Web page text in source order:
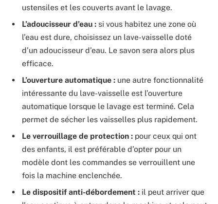
ustensiles et les couverts avant le lavage.
L’adoucisseur d’eau : si vous habitez une zone où
l’eau est dure, choisissez un lave-vaisselle doté
d’un adoucisseur d’eau. Le savon sera alors plus
efficace.
L’ouverture automatique : une autre fonctionnalité
intéressante du lave-vaisselle est l’ouverture
automatique lorsque le lavage est terminé. Cela
permet de sécher les vaisselles plus rapidement.
Le verrouillage de protection : pour ceux qui ont
des enfants, il est préférable d’opter pour un
modèle dont les commandes se verrouillent une
fois la machine enclenchée.
Le dispositif anti-débordement : il peut arriver que